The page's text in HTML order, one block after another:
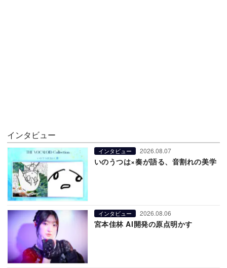
インタビュー
インタビュー 2026.08.07
いのうつは×奏が語る、音割れの美学
インタビュー 2026.08.06
宮本佳林 AI開発の原点明かす